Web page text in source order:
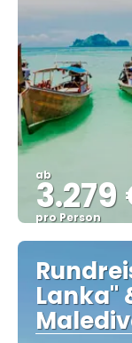
ab
3.279
pro Person
Lanka"